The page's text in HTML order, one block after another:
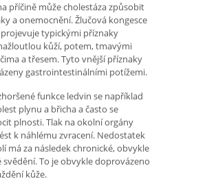
příčině může cholestáza způsobit
a onemocnění. Žlučová kongesce
typickými příznaky
kůží, potem, tmavými
a třesem. Tyto vnější příznaky
gastrointestinálními potížemi.
funkce ledvin se například
plynu a břicha a často se
plnosti. Tlak na okolní orgány
k náhlému zvracení. Nedostatek
má za následek chronické, obvykle
svědění. To je obvykle doprovázeno
kůže.